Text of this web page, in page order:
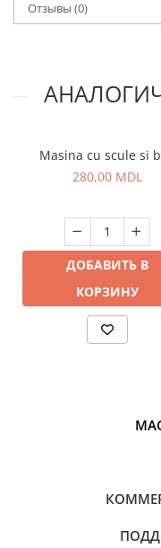
Отзывы (0)
Masina cu scule si
280,00 MDL
ДОБАВИТЬ В
КОРЗИНУ